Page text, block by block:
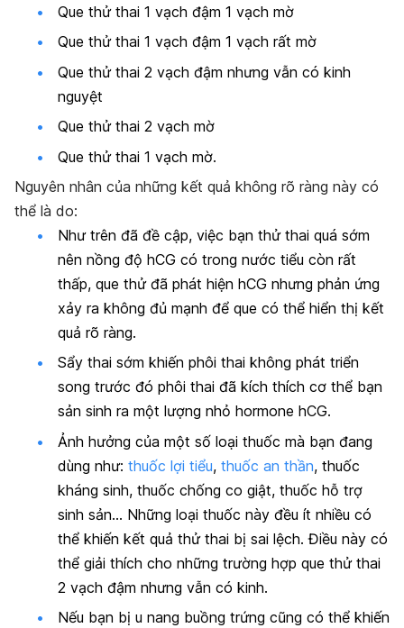
Que thử thai 1 vạch đậm 1 vạch mờ
Que thử thai 1 vạch đậm 1 vạch rất mờ
Que thử thai 2 vạch đậm nhưng vẫn có kinh
nguyệt
Que thử thai 2 vạch mờ
Que thử thai 1 vạch mờ.
Nguyên nhân của những kết quả không rõ ràng này có
thể là do:
Như trên đã đề cập, việc bạn thử thai quá sớm
nên nồng độ hCG có trong nước tiểu còn rất
thấp, que thử đã phát hiện hCG nhưng phản ứng
xảy ra không đủ mạnh để que có thể hiển thị kết
quả rõ ràng.
Sẩy thai sớm khiến phôi thai không phát triển
song trước đó phôi thai đã kích thích cơ thể bạn
sản sinh ra một lượng nhỏ hormone hCG.
Ảnh hưởng của một số loại thuốc mà bạn đang
dùng như: thuốc lợi tiểu, thuốc an thần, thuốc
kháng sinh, thuốc chống co giật, thuốc hỗ trợ
sinh sản… Những loại thuốc này đều ít nhiều có
thể khiến kết quả thử thai bị sai lệch. Điều này có
thể giải thích cho những trường hợp que thử thai
2 vạch đậm nhưng vẫn có kinh.
Nếu bạn bị u nang buồng trứng cũng có thể khiến